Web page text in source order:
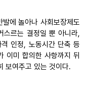
에 놀아나 사회보장제도
스르는 결정일 뿐 아니라,
인정, 노동시간 단축 등
이미 합의한 사항까지 뒤
보여주고 있는 것이다.